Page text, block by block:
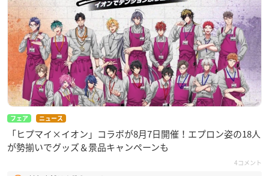
フェア ニュース
「ヒプマイ×イオン」コラボが8月7日開催！エプロン姿の18人
が勢揃いでグッズ＆景品キャンペーンも
4コメント